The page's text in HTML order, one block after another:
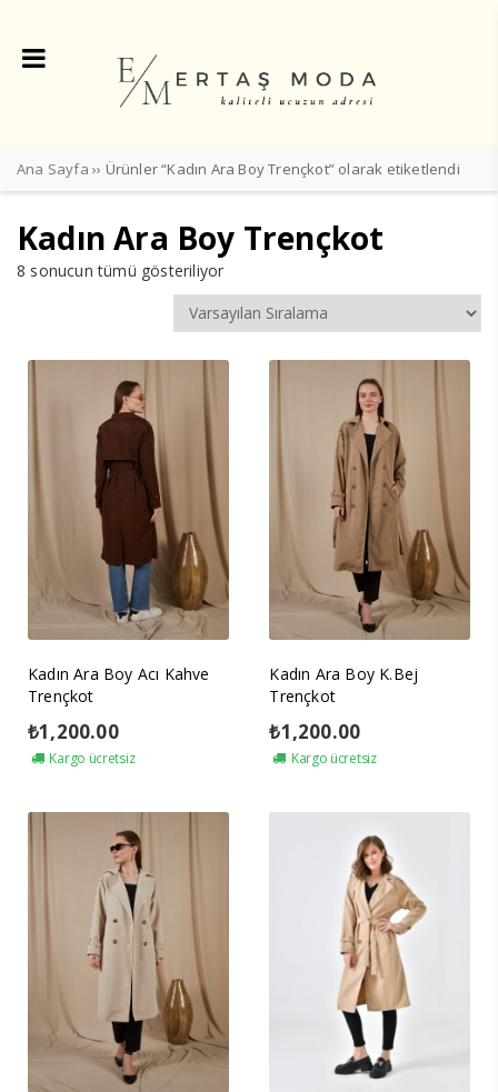
Ana Sayfa ›› Ürünler “Kadın Ara Boy Trençkot” olarak etiketlendi
Kadın Ara Boy Trençkot
8 sonucun tümü gösteriliyor
Kadın Ara Boy Acı Kahve
Trençkot
₺1,200.00
Kargo ücretsiz
Kadın Ara Boy K.Bej
Trençkot
₺1,200.00
Kargo ücretsiz